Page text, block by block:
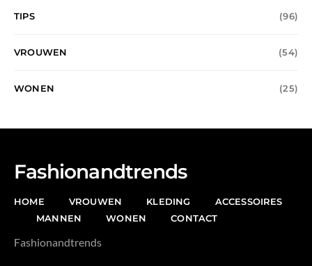
TIPS (96)
VROUWEN (54)
WONEN (25)
Fashionandtrends
HOME VROUWEN KLEDING
ACCESSOIRES
MANNEN
WONEN CONTACT
Fashionandtrends